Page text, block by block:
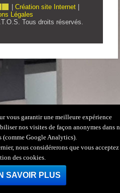
Création site Internet
Légales
Tous droits réservés.
vous garantir une meilleure expérience
nos visites de façon anonymes dans
(comme Google Analytics).
nous considérerons que vous acceptez
des cookies.
SAVOIR PLUS